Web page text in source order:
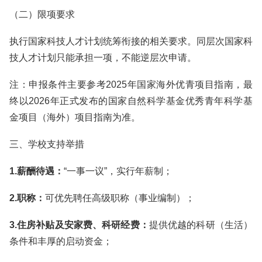
（二）限项要求
执行国家科技人才计划统筹衔接的相关要求。同层次国家科
技人才计划只能承担一项，不能逆层次申请。
注：申报条件主要参考2025年国家海外优青项目指南，最
终以2026年正式发布的国家自然科学基金优秀青年科学基
金项目（海外）项目指南为准。
三、学校支持举措
1.薪酬待遇： “一事一议”，实行年薪制；
2.职称： 可优先聘任高级职称（事业编制）；
3.住房补贴及安家费、科研经费： 提供优越的科研（生活）
条件和丰厚的启动资金；